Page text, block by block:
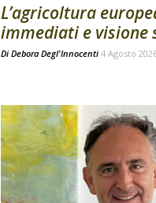
L’agricoltura
immediati e visione
Di Debora Degl'Innocenti 4 Agosto